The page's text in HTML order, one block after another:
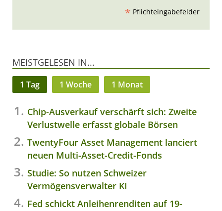
* Pflichteingabefelder
MEISTGELESEN IN...
1 Tag 1 Woche 1 Monat
Chip-Ausverkauf verschärft sich: Zweite
Verlustwelle erfasst globale Börsen
TwentyFour Asset Management lanciert
neuen Multi-Asset-Credit-Fonds
Studie: So nutzen Schweizer
Vermögensverwalter KI
Fed schickt Anleihenrenditen auf 19-